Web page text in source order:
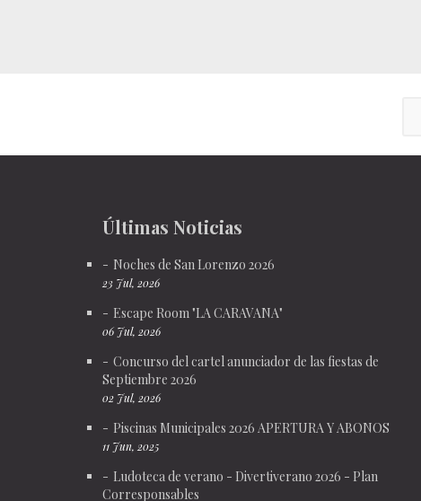
Últimas Noticias
Noches de San Lorenzo 2026
23 Jul, 2026
Escape Room "LA CARAVANA"
06 Jul, 2026
Concurso del cartel anunciador de las fiestas de
Septiembre 2026
02 Jul, 2026
Piscinas Municipales 2026 APERTURA Y ABONOS
11 Jun, 2025
Ludoteca de verano - Divertiverano 2026 - Plan
Corresponsables